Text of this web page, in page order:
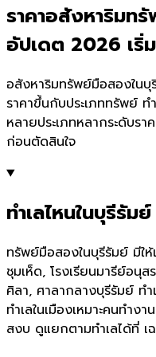
ราคาอสังหาริมท
อัปเดต 2026 เริ่ม
อสังหาริมทรัพย์มือสองใน
ราคาขึ้นกับประเภททรัพย์
หลายประเภทหลากระดับรา
ก่อนตัดสินใจ
ทำเลไหนในบุรีรั
ทรัพย์มือสองในบุรีรัมย์ มีใ
ชุมเห็ด, โรงเรียนมารีย์อ
ศิลา, ศาลากลางบุรีรัมย์ ท
ทำเลในเมืองเหมาะคนทำง
สงบ ดูแยกตามทำเลได้ที่ เ